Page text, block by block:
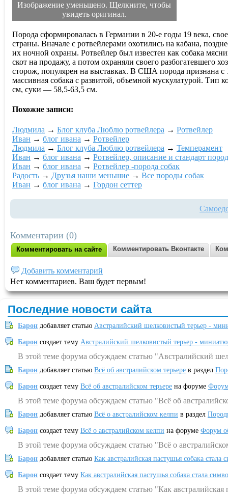
Изображение уменьшено. Щелкните, чтобы
увидеть оригинал.
Порода сформировалась в Германии в 20-е годы 19 века,
страны. Вначале с ротвейлерами охотились на кабана,
их ночной охраны. Ротвейлер был известен как собака
скот на продажу, а потом охраняли своего разбогатевшего
сторож, популярен на выставках. В США порода признана с
массивная собака с развитой, объемной мускулатурой.
см, суки — 58,5-63,5 см.
Похожие записи:
Людмила → Блог клуба Люблю ротвейлера → Ротвейлер
Ивaн → блог ивaна → Ротвейлер
Людмила → Блог клуба Люблю ротвейлера → Темперамент
Ивaн → блог ивaна → Ротвейлер, описание и стандарт
Ивaн → блог ивaна → Ротвейлер -порода собак
Радость → Друзья наши меньшие → Все породы собак
Ивaн → блог ивaна → Гордон сеттер
Комментарии (0)
Комментировать на сайте Комментировать Вконтакте
Добавить комментарий
Нет комментариев. Ваш будет первым!
Последние новости сайта
Барон добавляет статью Австралийский шелковистый терьер -
Барон создает тему Австралийский шелковистый терьер -
В этой теме форума обсуждаем статью "Австралийский
Барон добавляет статью Всё об австралийском терьере в раздел
Барон создает тему Всё об австралийском терьере на форуме
В этой теме форума обсуждаем статью "Всё об
Барон добавляет статью Всё о австралийском келпи в раздел
Барон создает тему Всё о австралийском келпи на форуме Форум
В этой теме форума обсуждаем статью "Всё о
Барон добавляет статью Как австралийская пастушья собака
Барон создает тему Как австралийская пастушья собака стала
В этой теме форума обсуждаем статью "Как